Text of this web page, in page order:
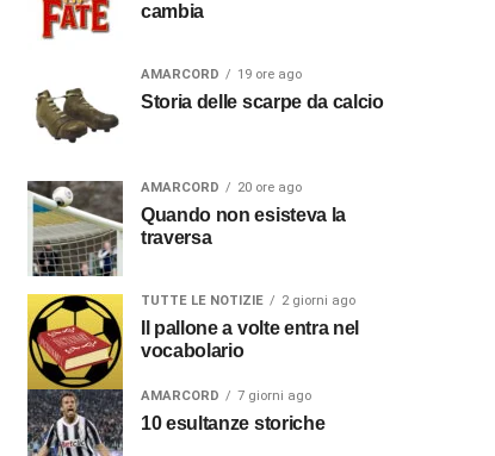
cambia
AMARCORD 19 ore ago
Storia delle scarpe da calcio
AMARCORD 20 ore ago
Quando non esisteva la
traversa
TUTTE LE NOTIZIE 2 giorni ago
Il pallone a volte entra nel
vocabolario
AMARCORD 7 giorni ago
10 esultanze storiche